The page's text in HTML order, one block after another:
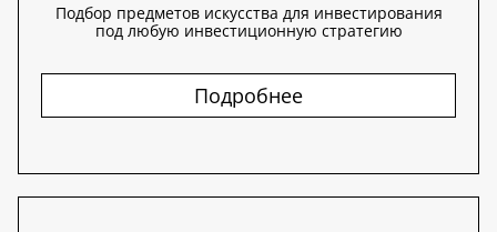
Подбор предметов искусства для инвестирования
под любую инвестиционную стратегию
Подробнее